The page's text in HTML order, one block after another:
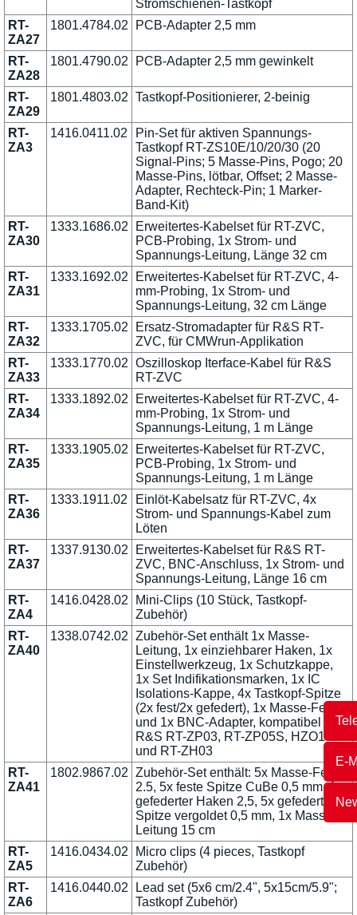
E-
Stromschienen-Tastkopf
RT-
ZA27
1801.4784.02 PCB-Adapter 2,5 mm
RT-
ZA28
1801.4790.02 PCB-Adapter 2,5 mm gewinkelt
RT-
ZA29
1801.4803.02 Tastkopf-Positionierer, 2-beinig
RT-
ZA3
1416.0411.02
Pin-Set für aktiven Spannungs-
Tastkopf RT-ZS10E/10/20/30 (20
Signal-Pins; 5 Masse-Pins, Pogo; 20
Masse-Pins, lötbar, Offset; 2 Masse-
Adapter, Rechteck-Pin; 1 Marker-
Band-Kit)
RT-
ZA30
1333.1686.02
Erweitertes-Kabelset für RT-ZVC,
PCB-Probing, 1x Strom- und
Spannungs-Leitung, Länge 32 cm
RT-
ZA31
1333.1692.02
Erweitertes-Kabelset für RT-ZVC, 4-
mm-Probing, 1x Strom- und
Spannungs-Leitung, 32 cm Länge
RT-
ZA32
1333.1705.02
Ersatz-Stromadapter für R&S RT-
ZVC, für CMWrun-Applikation
RT-
ZA33
1333.1770.02 Oszilloskop Iterface-Kabel für R&S
RT-ZVC
RT-
ZA34
1333.1892.02
Erweitertes-Kabelset für RT-ZVC, 4-
mm-Probing, 1x Strom- und
Spannungs-Leitung, 1 m Länge
RT-
ZA35
1333.1905.02
Erweitertes-Kabelset für RT-ZVC,
PCB-Probing, 1x Strom- und
Spannungs-Leitung, 1 m Länge
RT-
ZA36
1333.1911.02
Einlöt-Kabelsatz für RT-ZVC, 4x
Strom- und Spannungs-Kabel zum
Löten
RT-
ZA37
1337.9130.02
Erweitertes-Kabelset für R&S RT-
ZVC, BNC-Anschluss, 1x Strom- und
Spannungs-Leitung, Länge 16 cm
RT-
ZA4
1416.0428.02
Mini-Clips (10 Stück, Tastkopf-
Zubehör)
RT-
ZA40
1338.0742.02 Zubehör-Set enthält 1x Masse-
Leitung, 1x einziehbarer Haken, 1x
Einstellwerkzeug, 1x Schutzkappe,
1x Set Indifikationsmarken, 1x IC
Isolations-Kappe, 4x Tastkopf-Spitze
(2x fest/2x gefedert), 1x Masse-Feder
und 1x BNC-Adapter, kompatibel zu
R&S RT-ZP03, RT-ZP05S, HZO10
und RT-ZH03
RT-
ZA41
1802.9867.02 Zubehör-Set enthält: 5x Masse-Feder
2.5, 5x feste Spitze CuBe 0,5 mm, 1x
gefederter Haken 2,5, 5x gefederte
Spitze vergoldet 0,5 mm, 1x Masse-
Leitung 15 cm
RT-
ZA5
1416.0434.02
Micro clips (4 pieces, Tastkopf
Zubehör)
RT-
ZA6
1416.0440.02
Lead set (5x6 cm/2.4", 5x15cm/5.9";
Tastkopf Zubehör)